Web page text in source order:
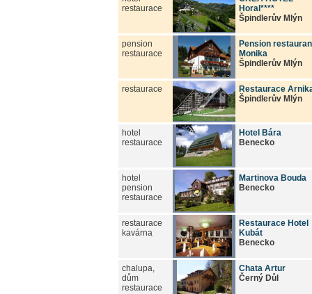
restaurace
Horal****
Špindlerův Mlýn
pension
restaurace
Pension
Monika
Špindlerův Mlýn
restaurace
Restaurace
Špindlerův Mlýn
hotel
restaurace
Hotel Bára
Benecko
hotel
pension
restaurace
Martinova Bouda
Benecko
restaurace
kavárna
Restaurace Hotel
Kubát
Benecko
chalupa,
dům
restaurace
Chata Artur
Černý Důl